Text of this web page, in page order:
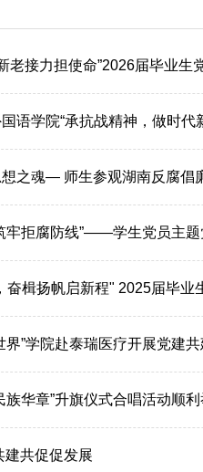
老接力担使命”2026届毕业
语学院“承抗战精神，做时代
之魂— 师生参观湖南反腐倡
牢拒腐防线”——学生党员主题
奋楫扬帆启新程" 2025届毕
界”学院赴泰瑞医疗开展党建
族华章”升旗仪式合唱活动顺
建共促促发展